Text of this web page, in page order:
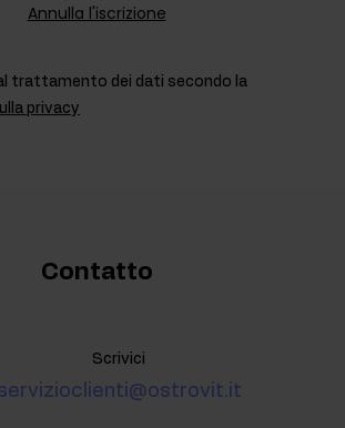
Annulla l'iscrizione
trattamento dei dati secondo la
privacy
Contatto
Scrivici